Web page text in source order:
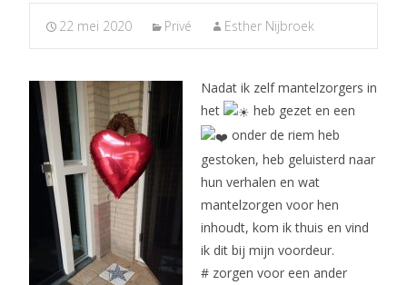
22 mei 2020 Privé Esther Nijbroek
Nadat ik zelf mantelzorgers in
het
heb gezet en een
onder de riem heb
gestoken, heb geluisterd naar
hun verhalen en wat
mantelzorgen voor hen
inhoudt, kom ik thuis en vind
ik dit bij mijn voordeur.
# zorgen voor een ander